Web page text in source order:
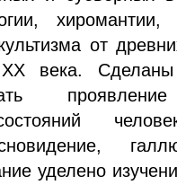
хиромантии,
от
века. Сделаны
уделено